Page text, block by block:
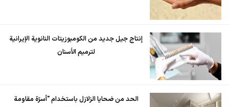
إنتاج جيل جديد من الكومبوزيتات النانوية الإيرانية
لترميم الأسنان
الحد من ضحايا الزلازل باستخدام "أسرّة مقاومة